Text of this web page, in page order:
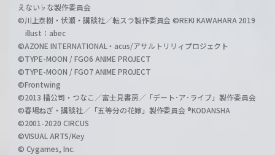
えない♭な製作委員会
©川上泰樹・伏瀬・講談社／転スラ製作委員会 ©REKI KAWAHARA 2019
illust：abec
©AZONE INTERNATIONAL・acus/アサルトリリィプロジェクト
©TYPE-MOON / FGO6 ANIME PROJECT
©TYPE-MOON / FGO7 ANIME PROJECT
©Frontwing
©2013 橘公司・つなこ／富士見書房／「デート･ア･ライブ」製作委員会
©春場ねぎ・講談社／「五等分の花嫁」製作委員会 ®KODANSHA
©2001-2020 CIRCUS
©VISUAL ARTS/Key
© Cygames, Inc.